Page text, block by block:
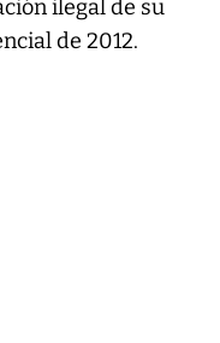
ilegal de su
de 2012.